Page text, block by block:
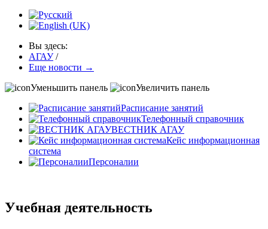
Вы здесь:
АГАУ /
Еще новости →
Уменьшить панель
Увеличить панель
Расписание занятий
Телефонный справочник
ВЕСТНИК АГАУ
Кейс информационная
система
Персоналии
Учебная деятельность